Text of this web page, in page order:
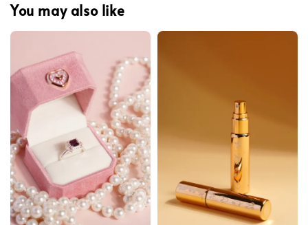
You may also like